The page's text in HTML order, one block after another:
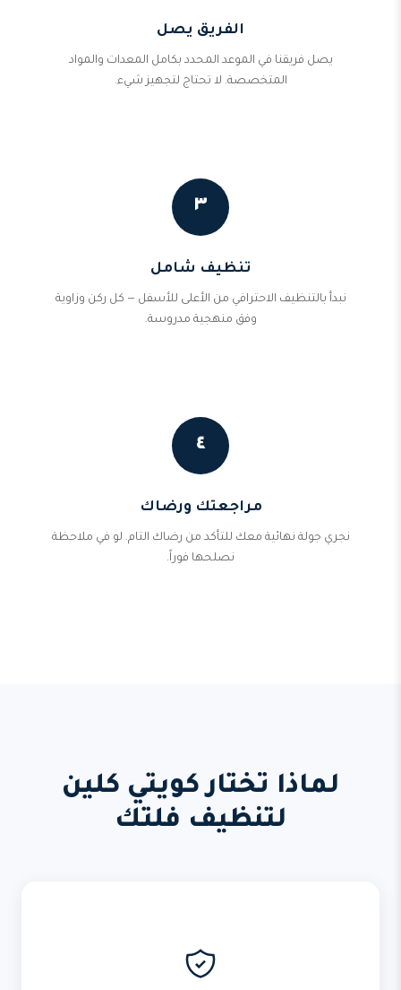
الفريق يصل
يصل فريقنا في الموعد المحدد بكامل المعدات والمواد
المتخصصة. لا تحتاج لتجهيز شيء.
٣
تنظيف شامل
نبدأ بالتنظيف الاحترافي من الأعلى للأسفل — كل ركن وزاوية
وفق منهجية مدروسة.
٤
مراجعتك ورضاك
نجري جولة نهائية معك للتأكد من رضاك التام. لو في ملاحظة
نصلحها فوراً.
لماذا تختار كويتي كلين
لتنظيف فلتك